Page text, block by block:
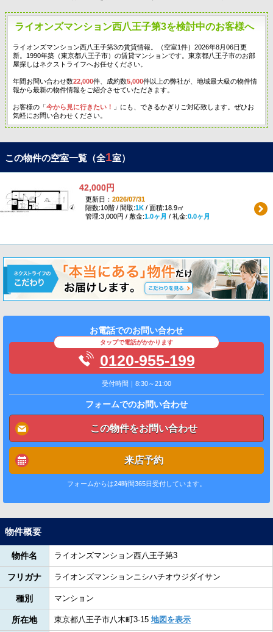
ライオンズマンション西八王子第3を検討中のお客様へ
ライオンズマンション西八王子第3の賃貸情報。（空室1件）2026年8月06日更
新。1990年築（東京都八王子市）の賃貸マンションです。東京都八王子市のお部
屋探しはネクストライフへお任せください。
年間お問い合わせ数22,000件、成約数5,000件以上の弊社が、地域最大級の物件情
報から最新の物件情報をご紹介させていただきます。
お客様の「今から見に行きたい！
」にも、できるかぎりご対応致します。ぜひお
気軽にお問い合わせください。
この物件の空室一覧（全1室）
42,000円
更新日： 2026/07/31
階数:10階 / 間取:1K/ 面積:18.9㎡
管理:3,000円 / 敷金:1.0ヶ月 / 礼金:0.0ヶ月
お電話でのお問い合わせ
タップで電話がかかります
0120-955-199
受付時間｜8:30～21:00
フォームでのお問い合わせ
この物件をお問い合わせ
来店予約
フォームからは24時間365日受付しています。
物件概要
物件名 ライオンズマンション西八王子第3
フリガナ ライオンズマンションニシハチオウジダイサン
種別 マンション
所在地 東京都八王子市八木町3-15 地図を表示